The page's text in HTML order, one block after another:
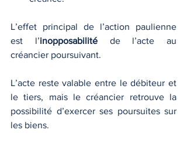
L’effet principal de l’action paulienne
est l’inopposabilité de l’acte au
créancier poursuivant.
L’acte reste valable entre le débiteur et
le tiers, mais le créancier retrouve la
possibilité d’exercer ses poursuites sur
les biens.